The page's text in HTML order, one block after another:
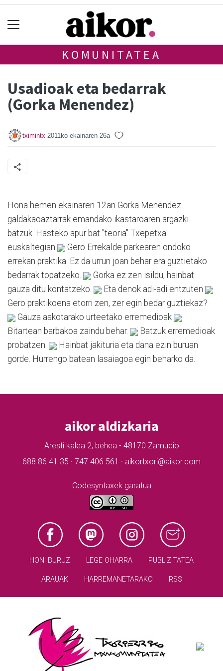
KOMUNITATEA
Usadioak eta bedarrak
(Gorka Menendez)
tximintx 2011ko ekainaren 26a
Hona hemen ekainaren 12an Gorka Menendez
galdakaoaztarrak emandako ikastaroaren argazki
batzuk. Hasteko apur bat "teoria" Txepetxa
euskaltegian
Gero Errekalde parkearen ondoko
errekan praktika. Ez da urrun joan behar era guztietako
bedarrak topatzeko.
Gorka ez zen isildu, hainbat
gauza ditu kontatzeko.
Eta denok adi-adi entzuten
Gero praktikoena etorri zen, zer egin bedar guztiekaz?
Gauza askotarako urteetako erremedioak
Bitartean barbakoa zaindu behar.
Batzuk erremedioak
probatzen.
Hainbat jakituria eta dana ezin buruan
gorde. Hurrengo batean lasaiagoa egin beharko da.
aikor aldizkaria
Aresti kalea 2, behea - 48170 Zamudio
688 86 41 35 · 747 406 561 · aikortxori@aikor.com
Codesyntaxek garatua
HONI BURUZ LEGE OHARRA PUBLIZITATEA
ARAUAK HARREMANETARAKO RSS